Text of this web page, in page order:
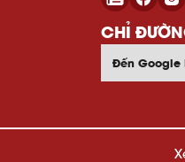
CHỈ
Đến Google